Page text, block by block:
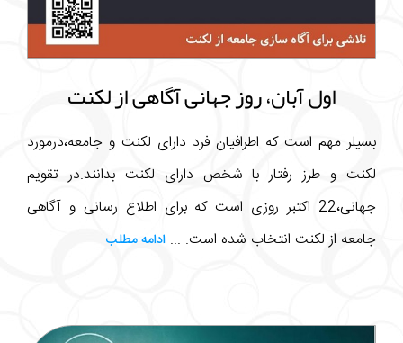
اول آبان، روز جهانی آگاهی از لکنت
بسیلر مهم است که اطرافیان فرد دارای لکنت و جامعه،درمورد
لکنت و طرز رفتار با شخص دارای لکنت بدانند.در تقویم
جهانی،22 اکتبر روزی است که برای اطلاع رسانی و آگاهی
جامعه از لکنت انتخاب شده است. ... ادامه مطلب